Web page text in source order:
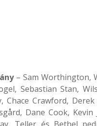
– Sam Worthington,
Sebastian Stan,
Chace Crawford,
Dane Cook,